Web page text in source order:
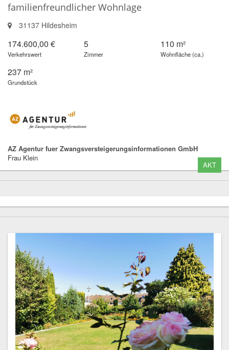
familienfreundlicher Wohnlage
31137 Hildesheim
174.600,00 €
Verkehrswert
5
Zimmer
110 m²
Wohnfläche (ca.)
237 m²
Grundstück
AZ Agentur fuer Zwangsversteigerungsinformationen GmbH
Frau Klein
AKT